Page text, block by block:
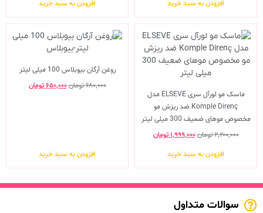
افزودن به سبد خرید افزودن به سبد خرید
ماسک مو لورآل سری ELSEVE مدل
Komple Direnç ضد ریزش مو
مخصوص موهای ضعیف 300 میلی لیتر
۲,۲۰۰,۰۰۰تومان۱,۹۹۹,۰۰۰ تومان
افزودن به سبد خرید
روغن آرگان بیوبلاس 100 میلی لیتر
۶۸۰,۰۰۰تومان۶۵۰,۰۰۰ تومان
افزودن به سبد خرید
سوالات متداول